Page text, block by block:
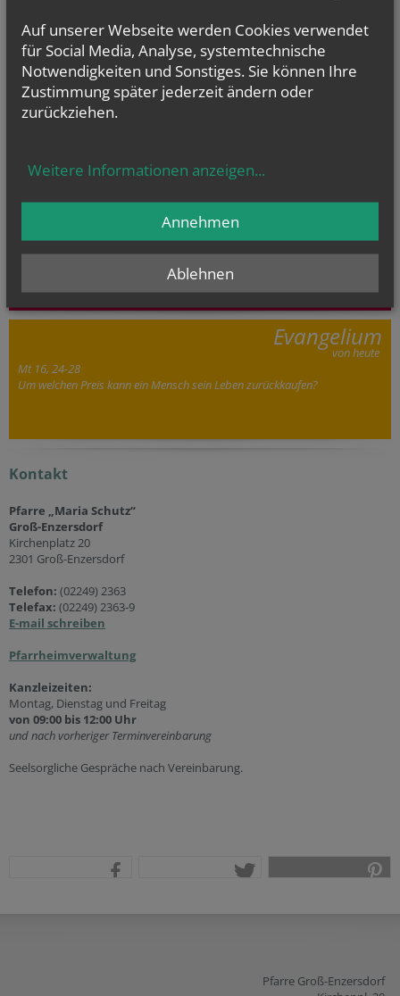
Sa.., 08. August 2026 10:00
Di.., 11. August 2026 09:00
GOTTESDIENSTE
Evangelium
von heute
Mt 16, 24-28
Um welchen Preis kann ein Mensch sein Leben zurückkaufen?
Kontakt
Pfarre „Maria Schutz“
Groß-Enzersdorf
Kirchenplatz 20
2301 Groß-Enzersdorf
Telefon: (02249) 2363
Telefax: (02249) 2363-9
E-mail schreiben
Pfarrheimverwaltung
Kanzleizeiten:
Montag, Dienstag und Freitag
von 09:00 bis 12:00 Uhr
und nach vorheriger Terminvereinbarung
Seelsorgliche Gespräche nach Vereinbarung.
Pfarre Groß-Enzersdorf
Auf unserer Webseite werden Cookies verwendet
für Social Media, Analyse, systemtechnische
Notwendigkeiten und Sonstiges. Sie können Ihre
Zustimmung später jederzeit ändern oder
zurückziehen.
Weitere Informationen anzeigen...
Ablehnen
Annehmen